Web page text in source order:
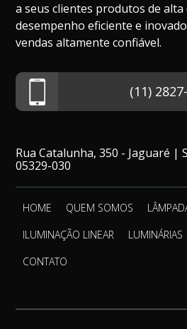
a seus clientes produtos de alta
desempenho eficiente e
vendas altamente confiável.
(11)
Rua Catalunha, 350 - Jaguaré |
05329-030
HOME QUEM SOMOS
ILUMINAÇÃO LINEAR
LUMINÁRIAS
CONTATO